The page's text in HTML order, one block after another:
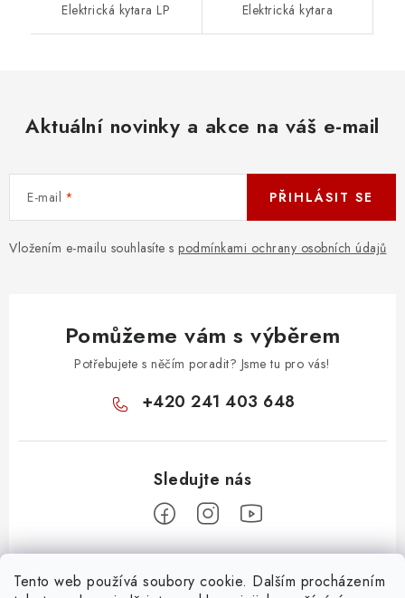
Tento web používá soubory cookie. Dalším procházením
Elektrická kytara LP Elektrická kytara
Aktuální novinky a akce na váš e-mail
E-mail
Vložením e-mailu souhlasíte s podmínkami ochrany osobních údajů
PŘIHLÁSIT SE
Pomůžeme vám s výběrem
Potřebujete s něčím poradit? Jsme tu pro vás!
+420 241 403 648
Z